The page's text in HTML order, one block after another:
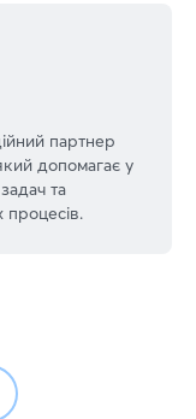
партнер
допомагає у
та
процесів.